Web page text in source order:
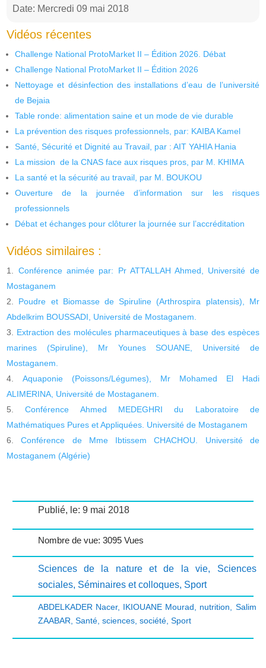
Date: Mercredi 09 mai 2018
Vidéos récentes
Challenge National ProtoMarket II – Édition 2026. Débat
Challenge National ProtoMarket II – Édition 2026
Nettoyage et désinfection des installations d’eau de l’université
de Bejaia
Table ronde: alimentation saine et un mode de vie durable
La prévention des risques professionnels, par: KAIBA Kamel
Santé, Sécurité et Dignité au Travail, par : AIT YAHIA Hania
La mission de la CNAS face aux risques pros, par M. KHIMA
La santé et la sécurité au travail, par M. BOUKOU
Ouverture de la journée d’information sur les risques
professionnels
Débat et échanges pour clôturer la journée sur l’accréditation
Vidéos similaires :
Conférence animée par: Pr ATTALLAH Ahmed, Université de
Mostaganem
Poudre et Biomasse de Spiruline (Arthrospira platensis), Mr
Abdelkrim BOUSSADI, Université de Mostaganem.
Extraction des molécules pharmaceutiques à base des espèces
marines (Spiruline), Mr Younes SOUANE, Université de
Mostaganem.
Aquaponie (Poissons/Légumes), Mr Mohamed El Hadi
ALIMERINA, Université de Mostaganem.
Conférence Ahmed MEDEGHRI du Laboratoire de
Mathématiques Pures et Appliquées. Université de Mostaganem
Conférence de Mme Ibtissem CHACHOU. Université de
Mostaganem (Algérie)
Publié, le: 9 mai 2018
Nombre de vue: 3095 Vues
Sciences de la nature et de la vie, Sciences
sociales, Séminaires et colloques, Sport
ABDELKADER Nacer, IKIOUANE Mourad nutrition
Salim
ZAABAR Santé, sciences, société, Sport